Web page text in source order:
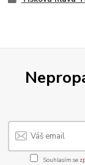
Souhlasím se